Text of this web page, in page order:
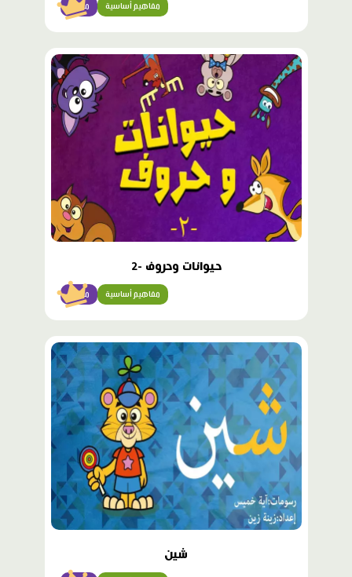
مبتدئ مفاهيم أساسية
محتوى
مميّز
حيوانات وحروف -2
مبتدئ مفاهيم أساسية
محتوى
مميّز
شين